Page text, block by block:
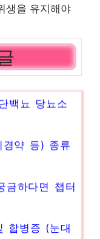
생을 유지해야
백뇨 당뇨소
약 등) 종류
금하다면 챕터
합병증 (눈대